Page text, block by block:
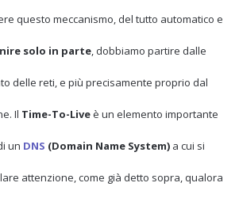
questo meccanismo, del tutto automatico e
solo in parte, dobbiamo partire dalle
delle reti, e più precisamente proprio dal
Il Time-To-Live è un elemento importante
un DNS (Domain Name System) a cui si
attenzione, come già detto sopra, qualora